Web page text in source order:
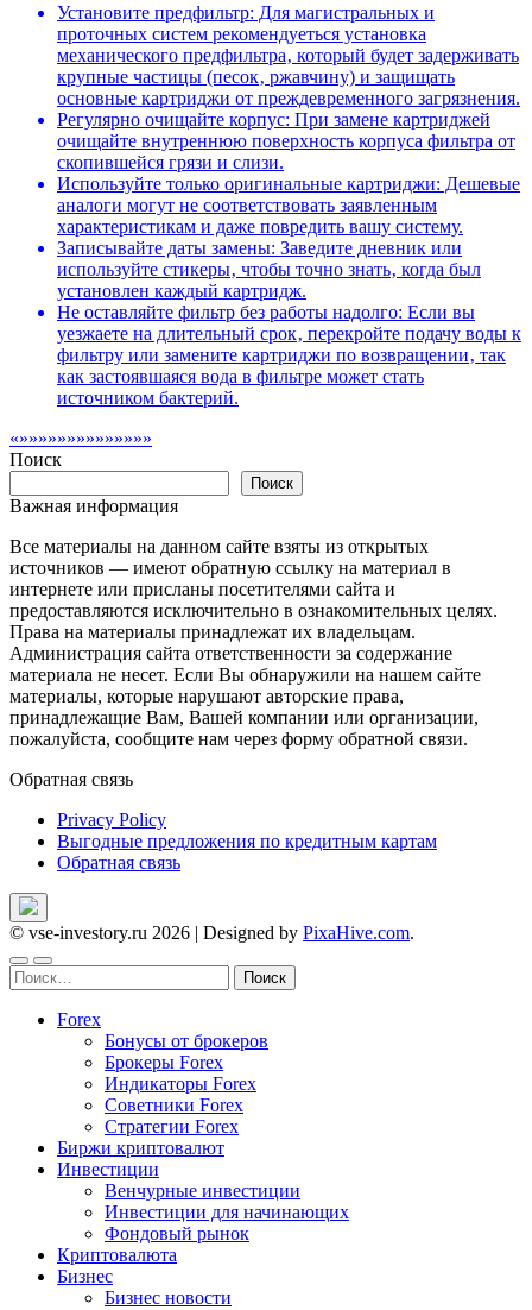
Установите предфильтр: Для магистральных и
проточных систем рекомендуеться установка
механического предфильтра‚ который будет задерживать
крупные частицы (песок‚ ржавчину) и защищать
основные картриджи от преждевременного загрязнения.
Регулярно очищайте корпус: При замене картриджей
очищайте внутреннюю поверхность корпуса фильтра от
скопившейся грязи и слизи.
Используйте только оригинальные картриджи: Дешевые
аналоги могут не соответствовать заявленным
характеристикам и даже повредить вашу систему.
Записывайте даты замены: Заведите дневник или
используйте стикеры‚ чтобы точно знать‚ когда был
установлен каждый картридж.
Не оставляйте фильтр без работы надолго: Если вы
уезжаете на длительный срок‚ перекройте подачу воды к
фильтру или замените картриджи по возвращении‚ так
как застоявшаяся вода в фильтре может стать
источником бактерий.
«»»»»»»»»»»»»»»
Поиск
Поиск
Важная информация
Все материалы на данном сайте взяты из открытых
источников — имеют обратную ссылку на материал в
интернете или присланы посетителями сайта и
предоставляются исключительно в ознакомительных целях.
Права на материалы принадлежат их владельцам.
Администрация сайта ответственности за содержание
материала не несет. Если Вы обнаружили на нашем сайте
материалы, которые нарушают авторские права,
принадлежащие Вам, Вашей компании или организации,
пожалуйста, сообщите нам через форму обратной связи.
Обратная связь
Privacy Policy
Выгодные предложения по кредитным картам
Обратная связь
© vse-investory.ru 2026 | Designed by PixaHive.com.
Найти:
Forex
Бонусы от брокеров
Брокеры Forex
Индикаторы Forex
Советники Forex
Стратегии Forex
Биржи криптовалют
Инвестиции
Венчурные инвестиции
Инвестиции для начинающих
Фондовый рынок
Криптовалюта
Бизнес
Бизнес новости